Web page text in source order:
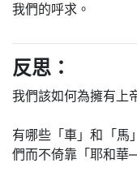
我們的呼求。
反思：
我們該如何為擁有上
有哪些「車」和「馬
們而不倚靠「耶和